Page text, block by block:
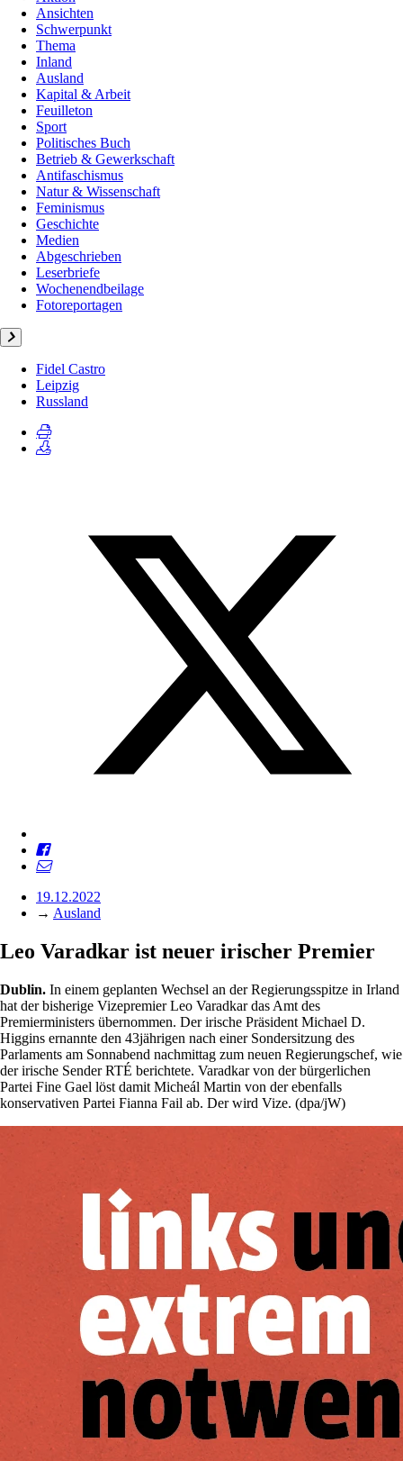
Ansichten
Schwerpunkt
Thema
Inland
Ausland
Kapital & Arbeit
Feuilleton
Sport
Politisches Buch
Betrieb & Gewerkschaft
Antifaschismus
Natur & Wissenschaft
Feminismus
Geschichte
Medien
Abgeschrieben
Leserbriefe
Wochenendbeilage
Fotoreportagen
Fidel Castro
Leipzig
Russland
19.12.2022
→ Ausland
Leo Varadkar ist neuer irischer Premier
Dublin. In einem geplanten Wechsel an der Regierungsspitze in Irland
hat der bisherige Vizepremier Leo Varadkar das Amt des
Premierministers übernommen. Der irische Präsident Michael D.
Higgins ernannte den 43jährigen nach einer Sondersitzung des
Parlaments am Sonnabend nachmittag zum neuen Regierungschef, wie
der irische Sender RTÉ berichtete. Varadkar von der bürgerlichen
Partei Fine Gael löst damit Micheál Martin von der ebenfalls
konservativen Partei Fianna Fail ab. Der wird Vize. (dpa/jW)